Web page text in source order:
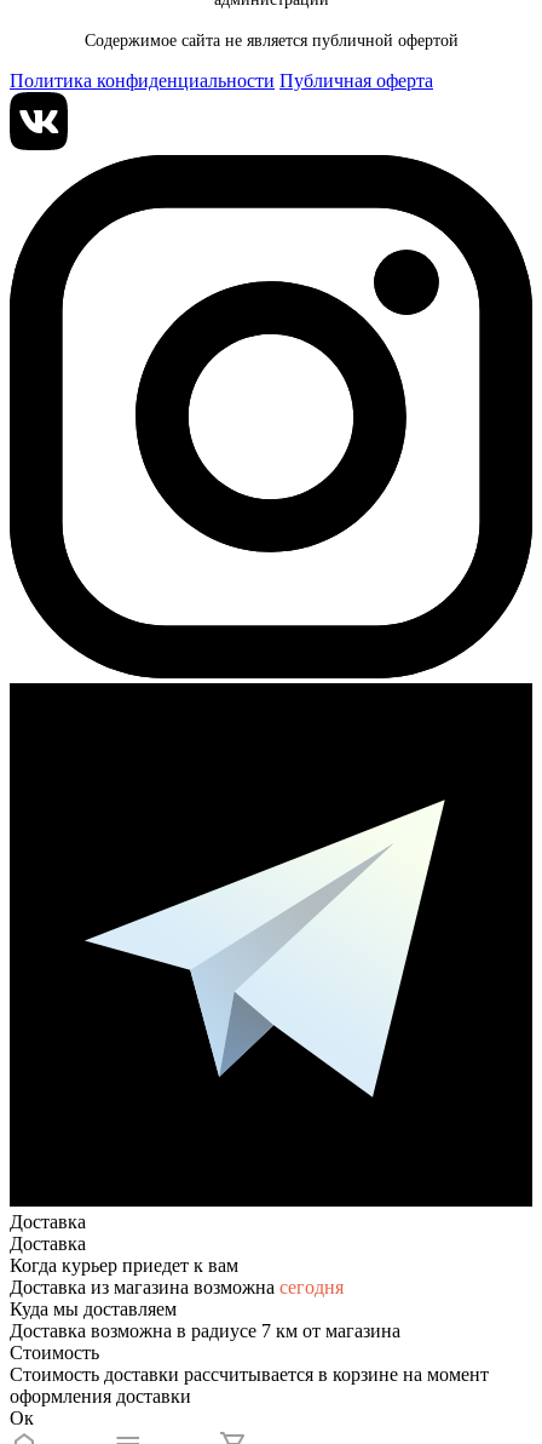
Содержимое сайта не является публичной офертой
Политика конфиденциальности Публичная оферта
Доставка
Доставка
Когда курьер приедет к вам
Доставка из магазина возможна сегодня
Куда мы доставляем
Доставка возможна в радиусе 7 км от магазина
Стоимость
Стоимость доставки рассчитывается в корзине на момент
оформления доставки
Ок